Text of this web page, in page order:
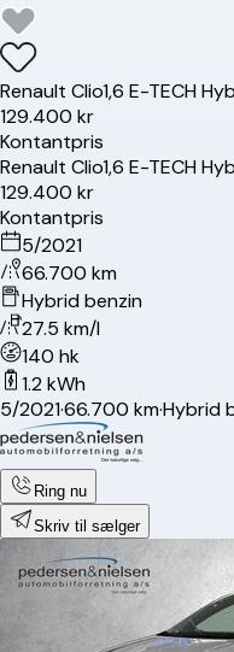
Renault Clio1,6 E-TECH
129.400 kr
Kontantpris
Renault Clio1,6 E-TECH
129.400 kr
Kontantpris
5/2021
66.700 km
Hybrid benzin
27.5 km/l
140 hk
1.2 kWh
5/2021·66.700 km·Hybrid
Ring nu
Skriv til sælger